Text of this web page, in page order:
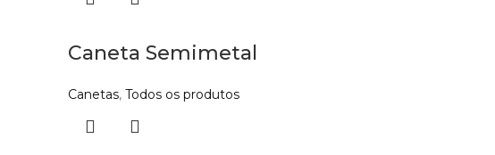
Caneta Semimetal
Canetas, Todos os produtos